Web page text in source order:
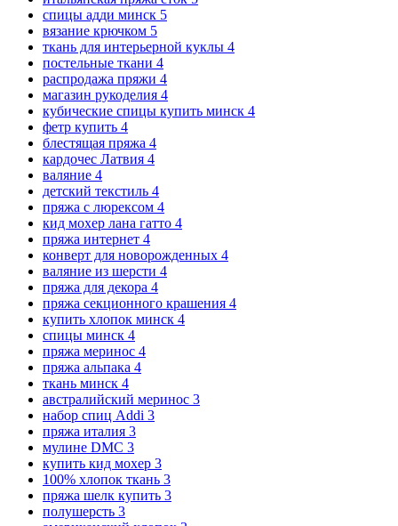
спицы адди минск 5
вязание крючком 5
ткань для интерьерной куклы 4
постельные ткани 4
распродажа пряжи 4
магазин рукоделия 4
кубические спицы купить минск 4
фетр купить 4
блестящая пряжа 4
кардочес Латвия 4
валяние 4
детский текстиль 4
пряжа с люрексом 4
кид мохер лана гатто 4
пряжа интернет 4
конверт для новорожденных 4
валяние из шерсти 4
пряжа для декора 4
пряжа секционного крашения 4
купить хлопок минск 4
спицы минск 4
пряжа меринос 4
пряжа альпака 4
ткань минск 4
австралийский меринос 3
набор спиц Addi 3
пряжа италия 3
мулине DMC 3
купить кид мохер 3
100% хлопок ткань 3
пряжа шелк купить 3
полушерсть 3